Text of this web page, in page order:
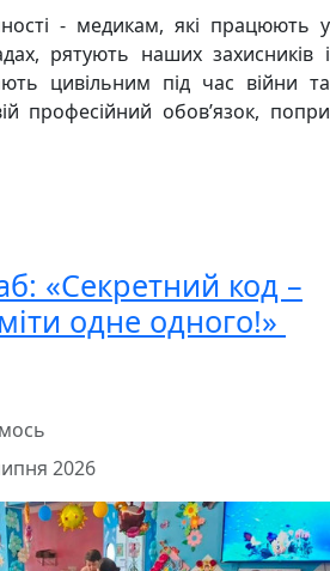
- медикам, які працюють у
рятують наших захисників і
цивільним під час війни та
професійний обов’язок, попри
«Секретний код –
одне одного!»
2026